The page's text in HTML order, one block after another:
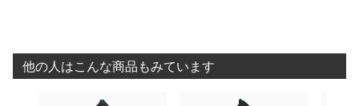
他の人はこんな商品もみています